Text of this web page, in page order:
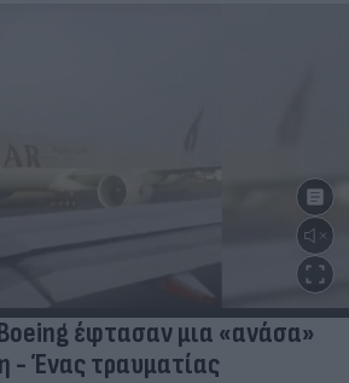
Boeing έφτασαν μια «ανάσα»
- Ένας τραυματίας